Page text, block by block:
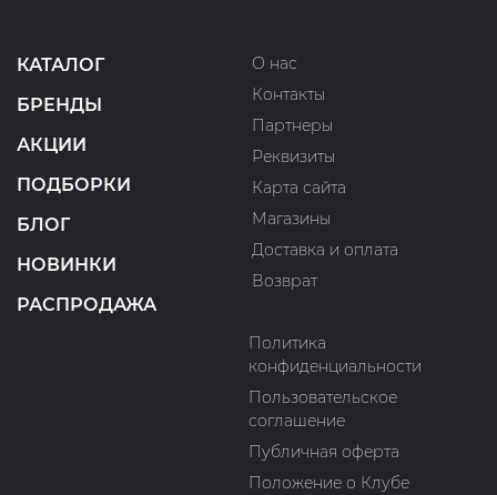
КАТАЛОГ
БРЕНДЫ
АКЦИИ
ПОДБОРКИ
БЛОГ
НОВИНКИ
РАСПРОДАЖА
О нас
Контакты
Партнеры
Реквизиты
Карта сайта
Магазины
Доставка и оплата
Возврат
Политика
конфиденциальности
Пользовательское
соглашение
Публичная оферта
Положение о Клубе